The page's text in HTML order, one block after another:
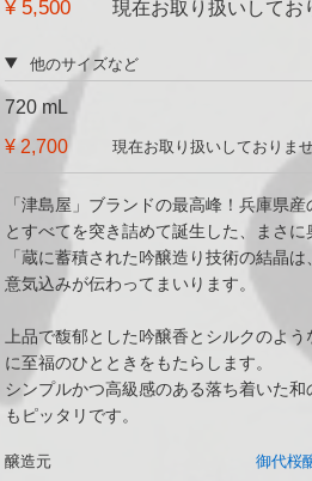
¥ 5,500 現在お取り扱いしてお
他のサイズなど
720 mL
¥ 2,700
現在お取り扱いしておりませ
「津島屋」ブランドの最高峰！兵庫県
とすべてを突き詰めて誕生した、まさ
「蔵に蓄積された吟醸造り技術の結晶
意気込みが伝わってまいります。
上品で馥郁とした吟醸香とシルクのよ
に至福のひとときをもたらします。
シンプルかつ高級感のある落ち着いた
もピッタリです。
醸造元
御代桜